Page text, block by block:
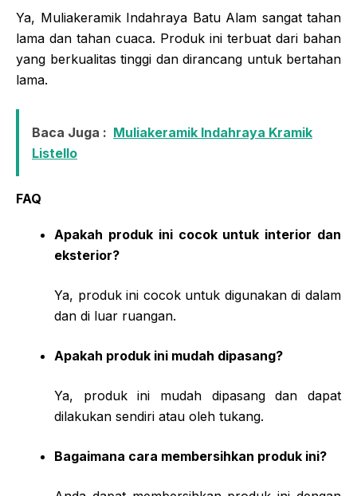
Ya, Muliakeramik Indahraya Batu Alam sangat tahan
lama dan tahan cuaca. Produk ini terbuat dari bahan
yang berkualitas tinggi dan dirancang untuk bertahan
lama.
Baca Juga : Muliakeramik Indahraya Kramik
Listello
FAQ
Apakah produk ini cocok untuk interior dan
eksterior?
Ya, produk ini cocok untuk digunakan di dalam
dan di luar ruangan.
Apakah produk ini mudah dipasang?
Ya, produk ini mudah dipasang dan dapat
dilakukan sendiri atau oleh tukang.
Bagaimana cara membersihkan produk ini?